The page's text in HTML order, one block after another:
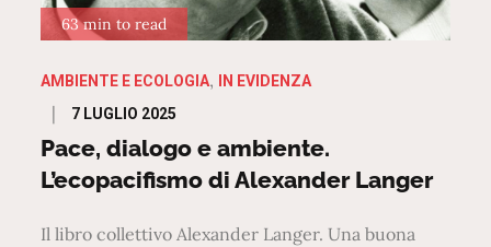
63 min to read
AMBIENTE E ECOLOGIA IN EVIDENZA
Posted
on
7 LUGLIO 2025
Pace, dialogo e ambiente.
L’ecopacifismo di Alexander Langer
Il libro collettivo Alexander Langer. Una buona